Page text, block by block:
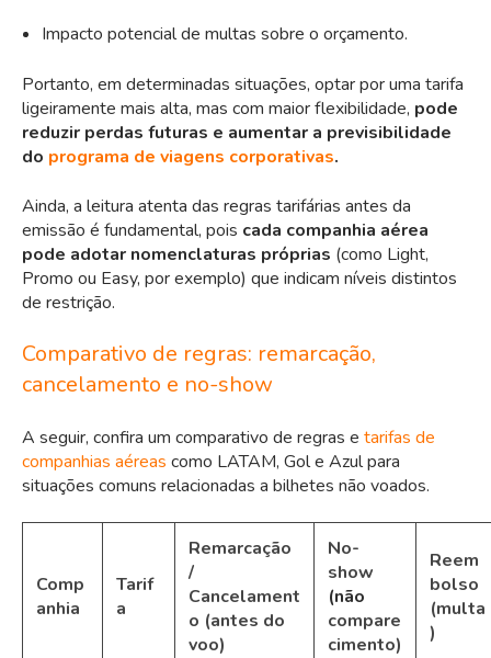
Impacto potencial de multas sobre o orçamento.
Portanto, em determinadas situações, optar por uma tarifa
ligeiramente mais alta, mas com maior flexibilidade, pode
reduzir perdas futuras e aumentar a previsibilidade
do programa de viagens corporativas.
Ainda, a leitura atenta das regras tarifárias antes da
emissão é fundamental, pois cada companhia aérea
pode adotar nomenclaturas próprias (como Light,
Promo ou Easy, por exemplo) que indicam níveis distintos
de restrição.
Comparativo de regras: remarcação,
cancelamento e no-show
A seguir, confira um comparativo de regras e tarifas de
companhias aéreas como LATAM, Gol e Azul para
situações comuns relacionadas a bilhetes não voados.
Comp
anhia
Tarif
a
Remarcação
/
Cancelament
o (antes do
voo)
No-
show
(não
compare
cimento)
Reem
bolso
(multa
)